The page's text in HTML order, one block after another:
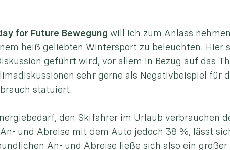
for Future Bewegung will ich zum Anlass
heiß geliebten Wintersport zu beleuchten. Hier
geführt wird, vor allem in Bezug auf das
sehr gerne als Negativbeispiel für
statuiert.
den Skifahrer im Urlaub verbrauchen
und Abreise mit dem Auto jedoch 38 %, lässt
An- und Abreise ließe sich also ein großer